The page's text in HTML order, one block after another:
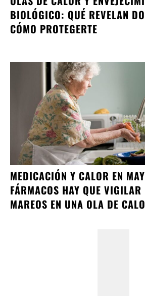
BIOLÓGICO: QUÉ REVELAN
CÓMO PROTEGERTE
MEDICACIÓN Y CALOR EN
FÁRMACOS HAY QUE
MAREOS EN UNA OLA DE